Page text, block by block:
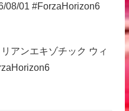
08/01 #ForzaHorizon6
アンエキゾチック ウィ